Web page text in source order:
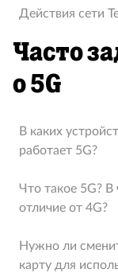
Действия сети
Часто
о 5G
В каких
работает 5G?
Что такое 5G? В
отличие от 4G?
Нужно ли
карту для